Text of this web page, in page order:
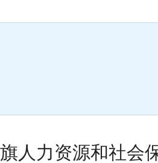
人力资源和社会